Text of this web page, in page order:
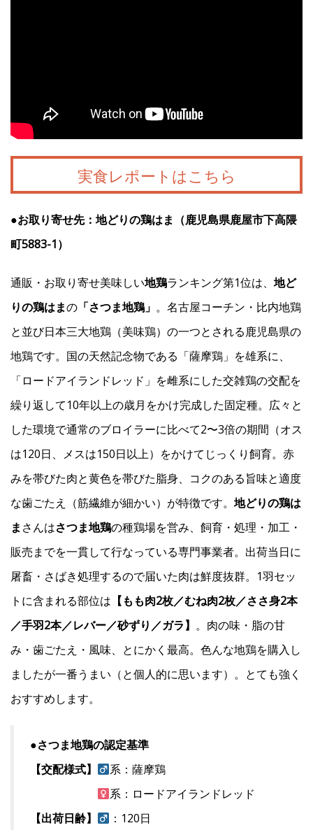
実食レポートはこちら
●お取り寄せ先：地どりの鶏はま（鹿児島県鹿屋市下高隈
町5883-1）
通販・お取り寄せ美味しい地鶏ランキング第1位は、 地ど
りの鶏はまの 「さつま地鶏」 。名古屋コーチン・比内地鶏
と並び日本三大地鶏（美味鶏）の一つとされる鹿児島県の
地鶏です。国の天然記念物である「薩摩鶏」を雄系に、
「ロードアイランドレッド」を雌系にした交雑鶏の交配を
繰り返して10年以上の歳月をかけ完成した固定種。広々と
した環境で通常のブロイラーに比べて2〜3倍の期間（オス
は120日、メスは150日以上）をかけてじっくり飼育。赤
みを帯びた肉と黄色を帯びた脂身、コクのある旨味と適度
な歯ごたえ（筋繊維が細かい）が特徴です。 地どりの鶏は
まさんはさつま地鶏の種鶏場を営み、飼育・処理・加工・
販売までを一貫して行なっている専門事業者。出荷当日に
屠畜・さばき処理するので届いた肉は鮮度抜群。1羽セッ
トに含まれる部位は 【もも肉2枚／むね肉2枚／ささ身2本
／手羽2本／レバー／砂ずり／ガラ】 。肉の味・脂の甘
み・歯ごたえ・風味、とにかく最高。色んな地鶏を購入し
ましたが一番うまい（と個人的に思います）。とても強く
おすすめします。
●さつま地鶏の認定基準
【交配様式】
系：薩摩鶏
系：ロードアイランドレッド
【出荷日齢】
：120日